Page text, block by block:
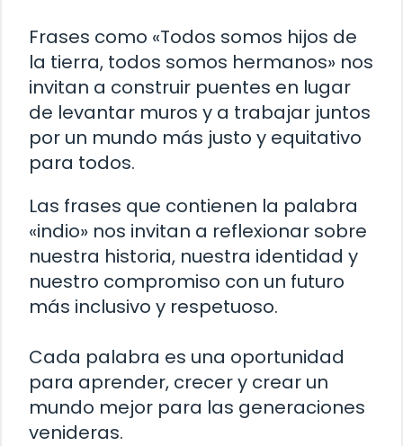
Frases como «Todos somos hijos de
la tierra, todos somos hermanos» nos
invitan a construir puentes en lugar
de levantar muros y a trabajar juntos
por un mundo más justo y equitativo
para todos.
Las frases que contienen la palabra
«indio» nos invitan a reflexionar sobre
nuestra historia, nuestra identidad y
nuestro compromiso con un futuro
más inclusivo y respetuoso.
Cada palabra es una oportunidad
para aprender, crecer y crear un
mundo mejor para las generaciones
venideras.